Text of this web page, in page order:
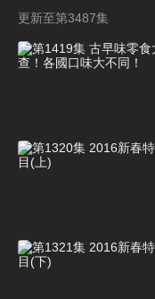
更新至第3487集